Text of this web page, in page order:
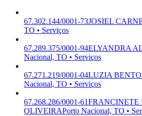
67.302.144/0001-73JOSIEL
TO • Serviços
67.289.375/0001-94ELYANDRA
Nacional, TO • Serviços
67.271.219/0001-04LUZIA
Nacional, TO • Serviços
67.268.286/0001-61FRANCINETE
OLIVEIRAPorto Nacional, TO •